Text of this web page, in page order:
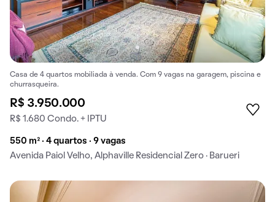
Casa de 4 quartos mobiliada à venda. Com 9 vagas na garagem, piscina e
churrasqueira.
R$ 3.950.000
R$ 1.680 Condo. + IPTU
550 m² · 4 quartos · 9 vagas
Avenida Paiol Velho, Alphaville Residencial Zero · Barueri